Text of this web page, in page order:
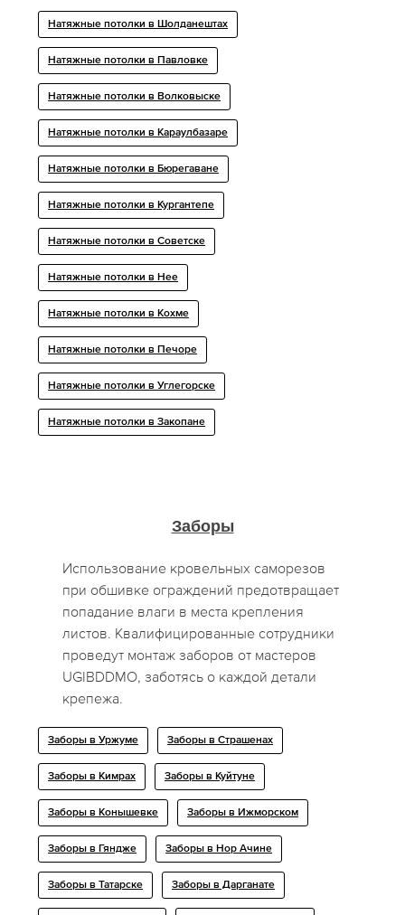
Натяжные потолки в Шолданештах
Натяжные потолки в Павловке
Натяжные потолки в Волковыске
Натяжные потолки в Караулбазаре
Натяжные потолки в Бюрегаване
Натяжные потолки в Кургантепе
Натяжные потолки в Советске
Натяжные потолки в Нее
Натяжные потолки в Кохме
Натяжные потолки в Печоре
Натяжные потолки в Углегорске
Натяжные потолки в Закопане
Заборы
Использование кровельных саморезов
при обшивке ограждений предотвращает
попадание влаги в места крепления
листов. Квалифицированные сотрудники
проведут монтаж заборов от мастеров
UGIBDDMO, заботясь о каждой детали
крепежа.
Заборы в Уржуме Заборы в Страшенах
Заборы в Кимрах Заборы в Куйтуне
Заборы в Конышевке Заборы в Ижморском
Заборы в Гяндже Заборы в Нор Ачине
Заборы в Татарске Заборы в Дарганате